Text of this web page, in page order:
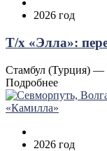
2026 год
Т/х «Элла»:
Стамбул (Турция) —
Подробнее
2026 год